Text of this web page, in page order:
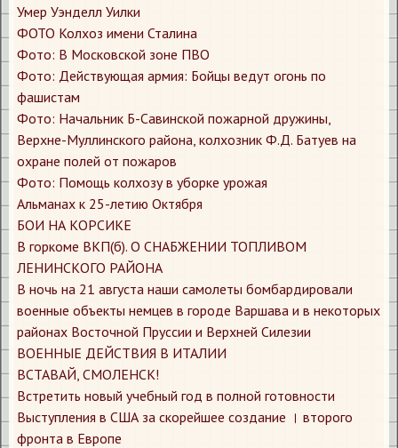
Умер Уэнделл Уилки
ФОТО Колхоз имени Сталина
Фото: В Московской зоне ПВО
Фото: Действующая армия: Бойцы ведут огонь по
фашистам
Фото: Начальник Б-Савинской пожарной дружины,
Верхне-Муллинского района, колхозник Ф.Д. Батуев на
охране полей от пожаров
Фото: Помощь колхозу в уборке урожая
​Альманах к 25-летию Октября
​БОИ НА КОРСИКЕ
​В горкоме ВКП(б). О СНАБЖЕНИИ ТОПЛИВОМ
ЛЕНИНСКОГО РАЙОНА
​В ночь на 21 августа наши самолеты бомбардировали
военные объекты немцев в городе Варшава и в некоторых
районах Восточной Пруссии и Верхней Силезии
​ВОЕННЫЕ ДЕЙСТВИЯ В ИТАЛИИ
​ВСТАВАЙ, СМОЛЕНСК!
​Встретить новый учебный год в полной готовности
​Выступления в США за скорейшее создание । второго
фронта в Европе